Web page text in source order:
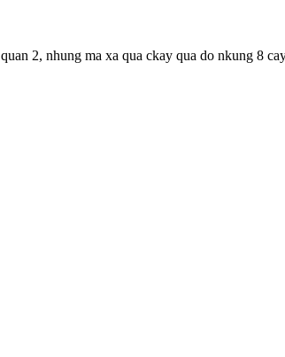
2, nhung ma xa qua ckay qua do nkung 8